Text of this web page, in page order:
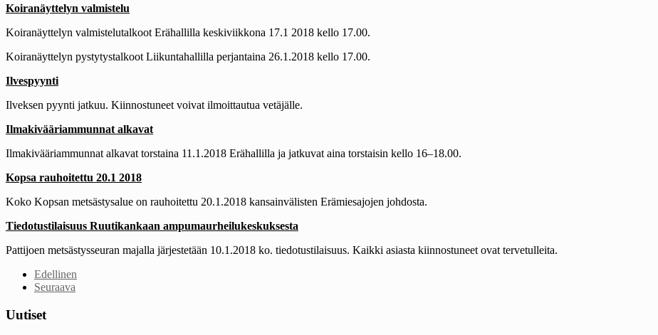
Koiranäyttelyn valmistelu
Koiranäyttelyn valmistelutalkoot Erähallilla keskiviikkona 17.1 2018 kello 17.00.
Koiranäyttelyn pystytystalkoot Liikuntahallilla perjantaina 26.1.2018 kello 17.00.
Ilvespyynti
Ilveksen pyynti jatkuu. Kiinnostuneet voivat ilmoittautua vetäjälle.
Ilmakivääriammunnat alkavat
Ilmakivääriammunnat alkavat torstaina 11.1.2018 Erähallilla ja jatkuvat aina torstaisin kello 16–18.00.
Kopsa rauhoitettu 20.1 2018
Koko Kopsan metsästysalue on rauhoitettu 20.1.2018 kansainvälisten Erämiesajojen johdosta.
Tiedotustilaisuus Ruutikankaan ampumaurheilukeskuksesta
Pattijoen metsästysseuran majalla järjestetään 10.1.2018 ko. tiedotustilaisuus. Kaikki asiasta kiinnostuneet ovat tervetulleita.
Edellinen
Seuraava
Uutiset